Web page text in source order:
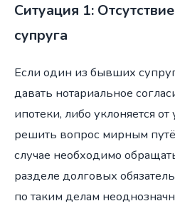
Ситуация 1:
супруга
Если один из бывших
давать нотариальное
ипотеки, либо уклоняется от
решить вопрос мирным
случае необходимо
разделе долговых
по таким делам